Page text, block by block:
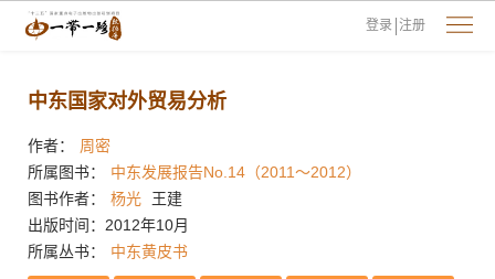
登录 注册
中东国家对外贸易分析
作者：
周密
所属图书：
中东发展报告No.14（2011～2012）
图书作者：
杨光
王建
出版时间：2012年10月
所属丛书：
中东黄皮书